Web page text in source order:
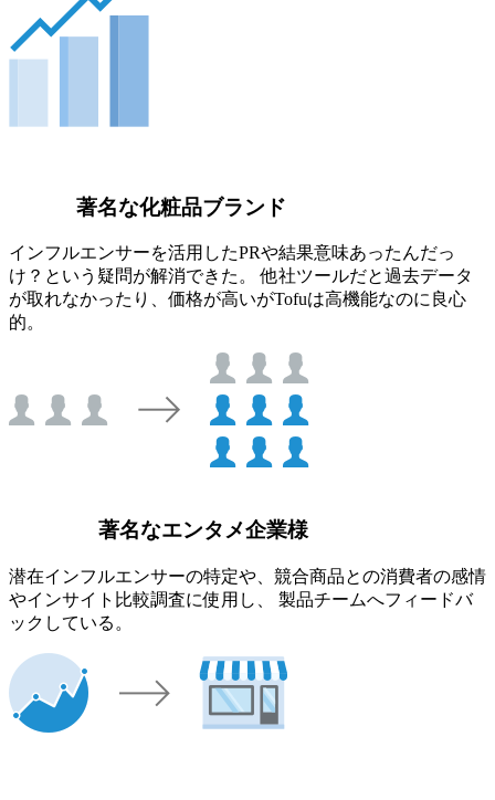
著名な化粧品ブランド
インフルエンサーを活用したPRや結果意味あったんだっ
け？という疑問が解消できた。 他社ツールだと過去データ
が取れなかったり、価格が高いがTofuは高機能なのに良心
的。
著名なエンタメ企業様
潜在インフルエンサーの特定や、競合商品との消費者の感情
やインサイト比較調査に使用し、 製品チームへフィードバ
ックしている。